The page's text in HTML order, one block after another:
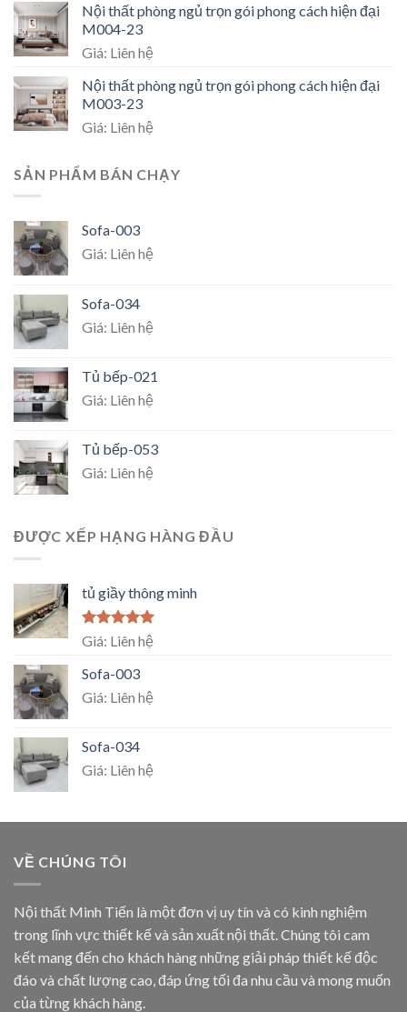
Nội thất phòng ngủ trọn gói phong cách hiện đại
M004-23
Giá: Liên hệ
Nội thất phòng ngủ trọn gói phong cách hiện đại
M003-23
Giá: Liên hệ
SẢN PHẨM BÁN CHẠY
Sofa-003
Giá: Liên hệ
Sofa-034
Giá: Liên hệ
Tủ bếp-021
Giá: Liên hệ
Tủ bếp-053
Giá: Liên hệ
ĐƯỢC XẾP HẠNG HÀNG ĐẦU
tủ giầy thông minh
Rated5.00
Giá: Liên hệ
Sofa-003
Giá: Liên hệ
Sofa-034
Giá: Liên hệ
VỀ CHÚNG TÔI
Nội thất Minh Tiến là một đơn vị uy tín và có kinh nghiệm
trong lĩnh vực thiết kế và sản xuất nội thất. Chúng tôi cam
kết mang đến cho khách hàng những giải pháp thiết kế độc
đáo và chất lượng cao, đáp ứng tối đa nhu cầu và mong muốn
của từng khách hàng.